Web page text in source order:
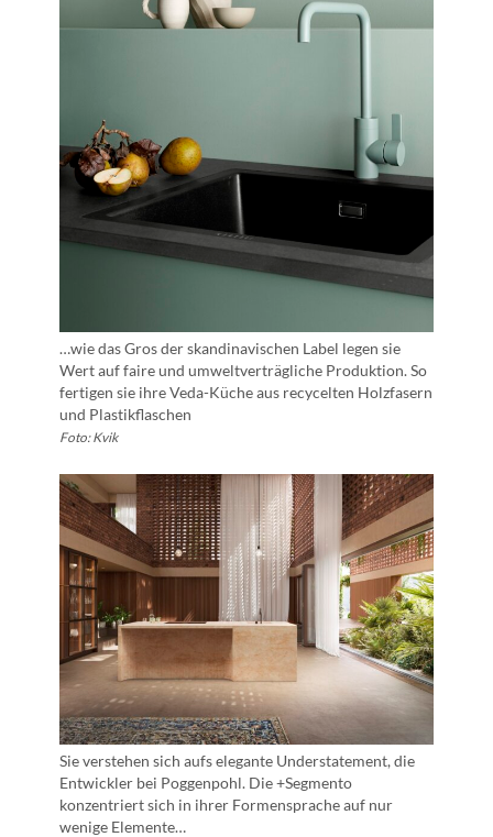
…wie das Gros der skandinavischen Label legen sie
Wert auf faire und umweltverträgliche Produktion. So
fertigen sie ihre Veda-Küche aus recycelten Holzfasern
und Plastikflaschen
Foto: Kvik
Sie verstehen sich aufs elegante Understatement, die
Entwickler bei Poggenpohl. Die +Segmento
konzentriert sich in ihrer Formensprache auf nur
wenige Elemente…